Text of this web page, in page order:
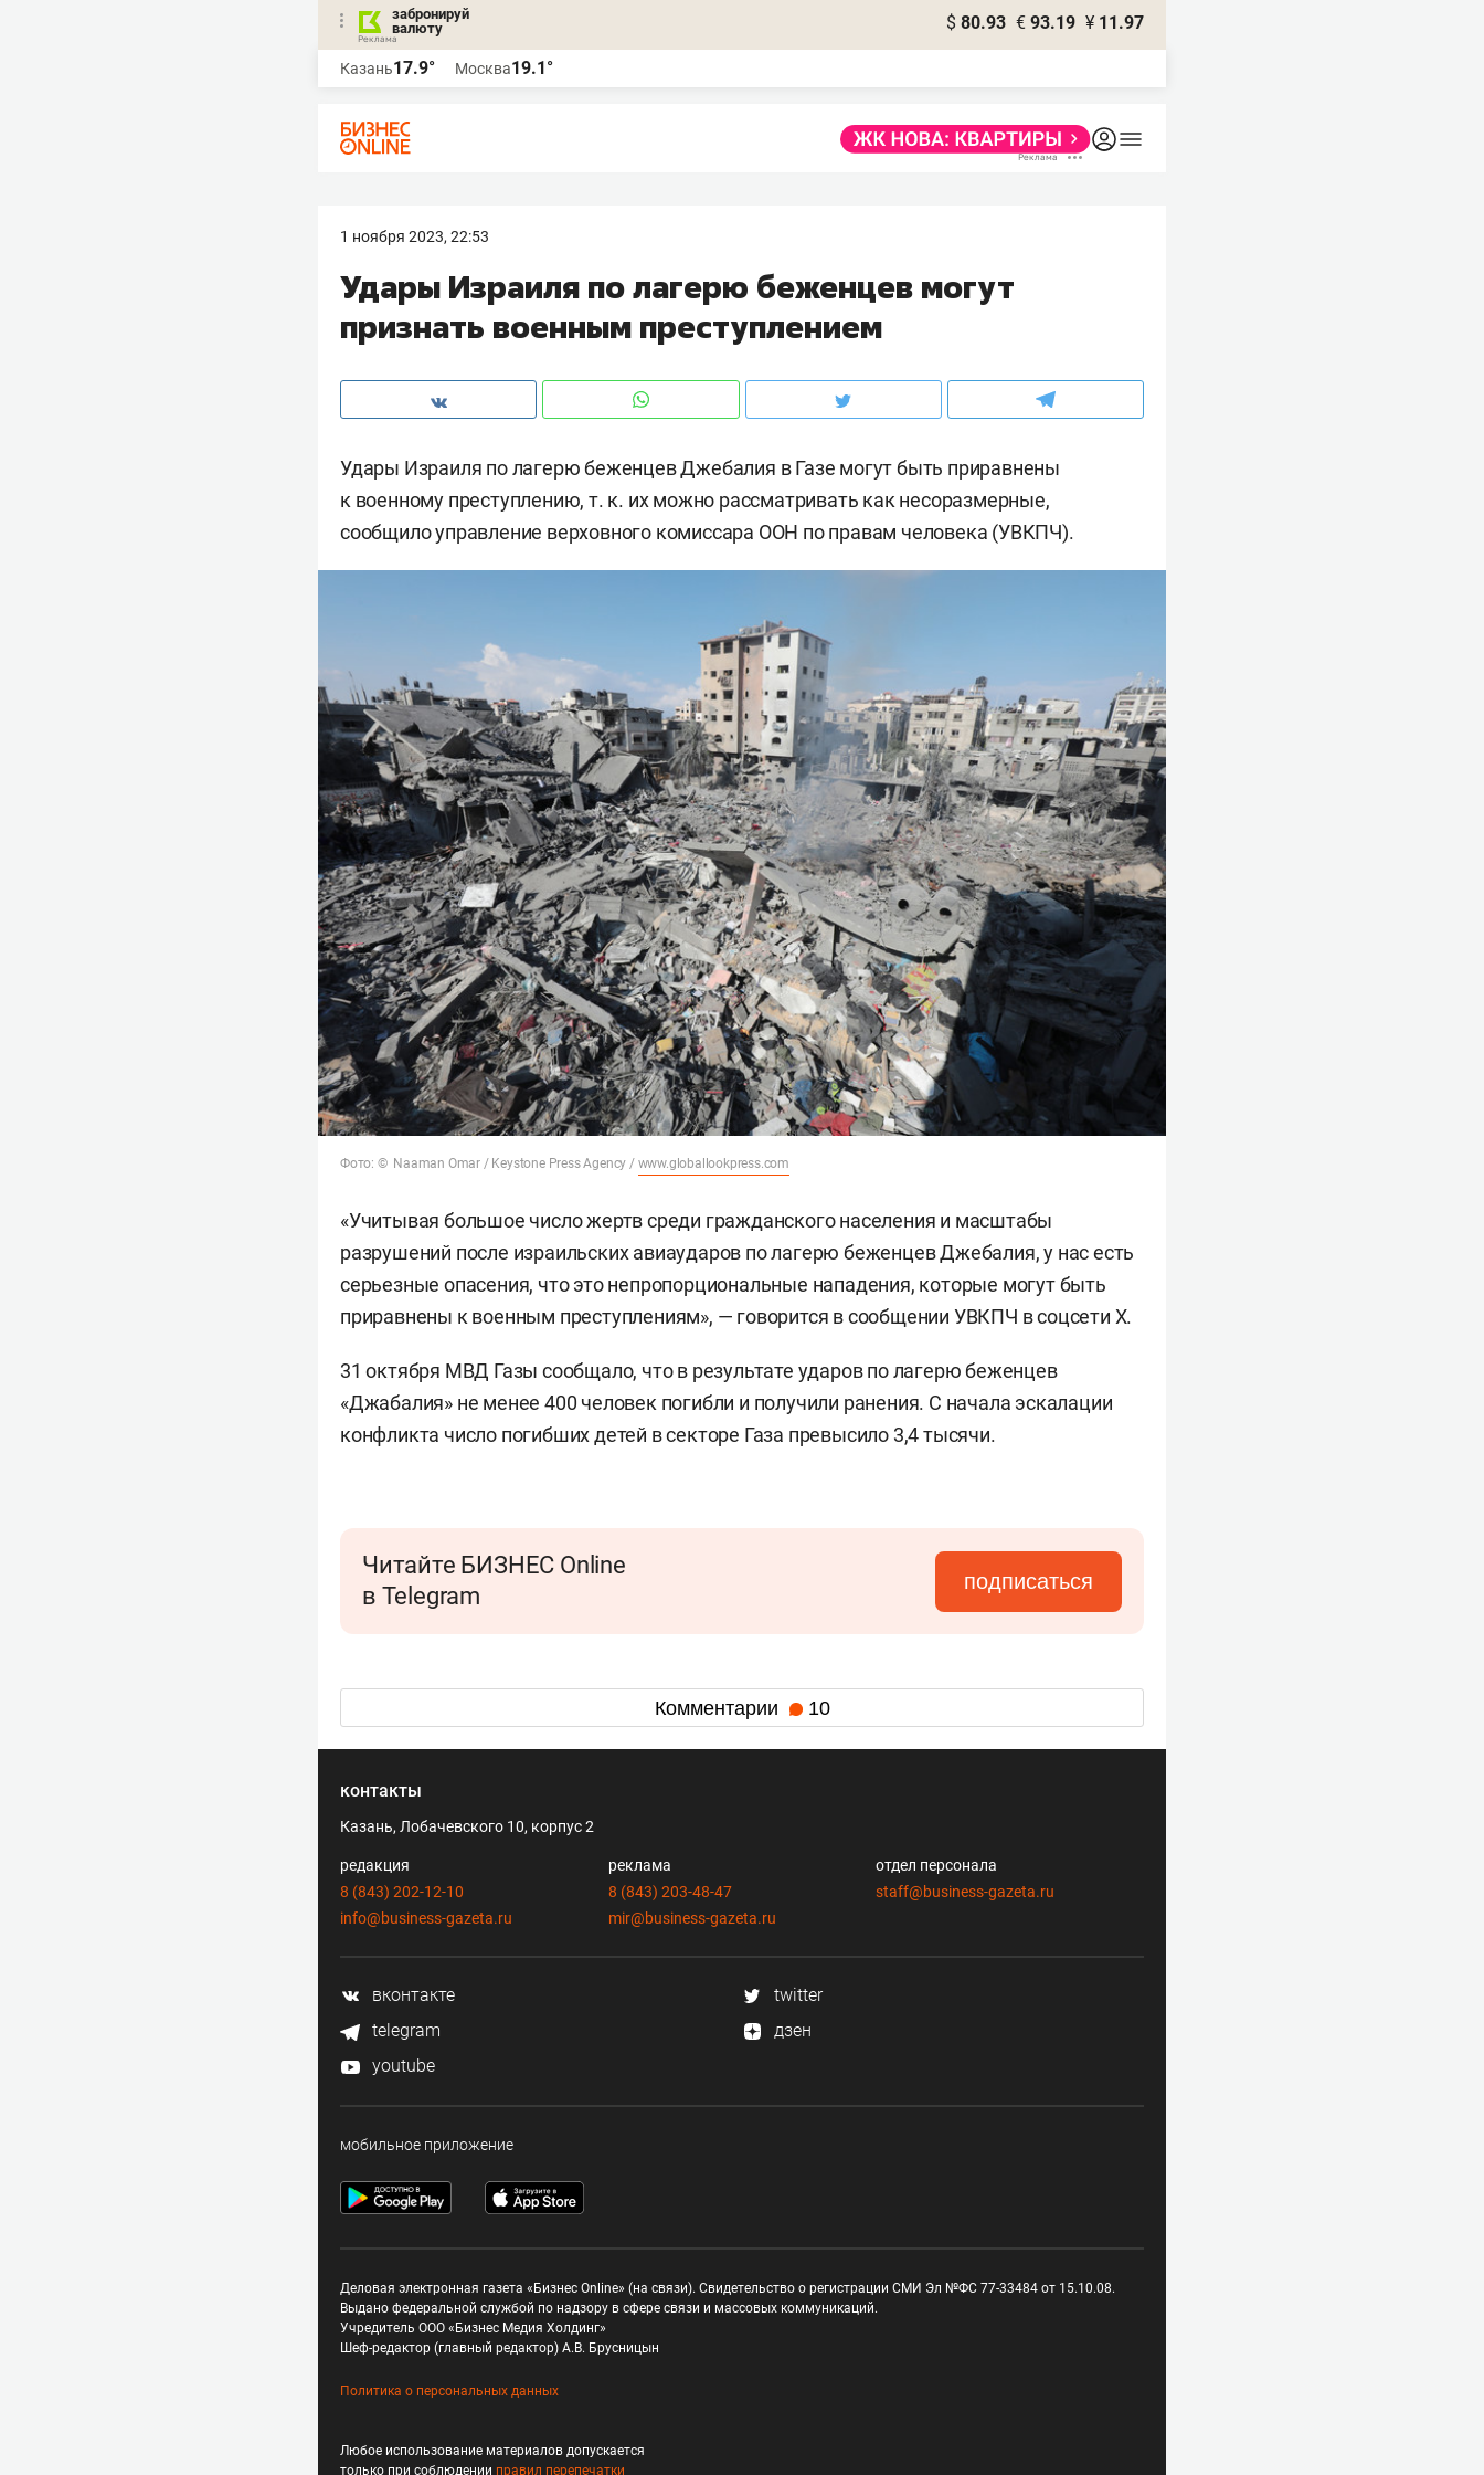
забронируй
валюту
$ 80.93 € 93.19 ¥ 11.97
Казань17.9° Москва19.1°
1 ноября 2023, 22:53
Удары Израиля по лагерю беженцев могут
признать военным преступлением
Удары Израиля по лагерю беженцев Джебалия в Газе могут быть приравнены
к военному преступлению, т. к. их можно рассматривать как несоразмерные,
сообщило управление верховного комиссара ООН по правам человека (УВКПЧ).
Фото: © Naaman Omar / Keystone Press Agency / www.globallookpress.com
«Учитывая большое число жертв среди гражданского населения и масштабы
разрушений после израильских авиаударов по лагерю беженцев Джебалия, у нас есть
серьезные опасения, что это непропорциональные нападения, которые могут быть
приравнены к военным преступлениям», — говорится в сообщении УВКПЧ в соцсети X.
31 октября МВД Газы сообщало, что в результате ударов по лагерю беженцев
«Джабалия» не менее 400 человек погибли и получили ранения. С начала эскалации
конфликта число погибших детей в секторе Газа превысило 3,4 тысячи.
Читайте БИЗНЕС Online
в Telegram
подписаться
Комментарии 10
контакты
Казань, Лобачевского 10, корпус 2
редакция
8 (843) 202-12-10
info@business-gazeta.ru
реклама
8 (843) 203-48-47
mir@business-gazeta.ru
отдел персонала
staff@business-gazeta.ru
вконтакте
twitter
telegram
дзен
youtube
мобильное приложение
Деловая электронная газета «Бизнес Online» (на связи). Свидетельство о регистрации СМИ Эл №ФС 77-33484 от 15.10.08.
Выдано федеральной службой по надзору в сфере связи и массовых коммуникаций.
Учредитель ООО «Бизнес Медия Холдинг»
Шеф-редактор (главный редактор) А.В. Брусницын
Политика о персональных данных
Любое использование материалов допускается
только при соблюдении правил перепечатки